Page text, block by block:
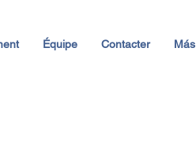
Équipe Contacter Más